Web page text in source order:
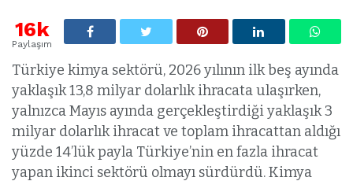
16k
Paylaşım
Türkiye kimya sektörü, 2026 yılının ilk beş ayında
yaklaşık 13,8 milyar dolarlık ihracata ulaşırken,
yalnızca Mayıs ayında gerçekleştirdiği yaklaşık 3
milyar dolarlık ihracat ve toplam ihracattan aldığı
yüzde 14’lük payla Türkiye’nin en fazla ihracat
yapan ikinci sektörü olmayı sürdürdü. Kimya